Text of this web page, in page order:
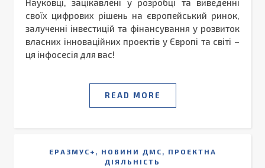
Науковці, зацікавлені у розробці та виведенні
своїх цифрових рішень на європейський ринок,
залученні інвестицій та фінансування у розвиток
власних інноваційних проектів у Європі та світі –
ця інфосесія для вас!
READ MORE
ЕРАЗМУС+ , НОВИНИ ДМС , ПРОЕКТНА
ДІЯЛЬНІСТЬ